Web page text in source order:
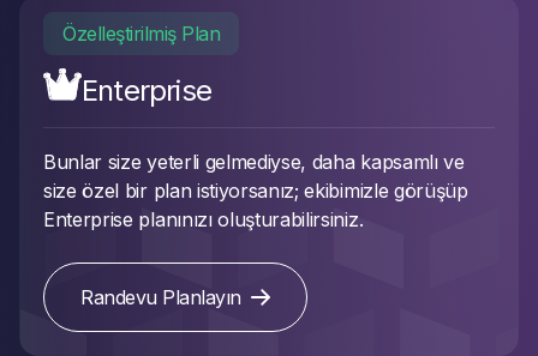
Enterprise
Özelleştirilmiş Plan
Bunlar size yeterli gelmediyse, daha kapsamlı ve
size özel bir plan istiyorsanız; ekibimizle görüşüp
Enterprise planınızı oluşturabilirsiniz.
Randevu Planlayın